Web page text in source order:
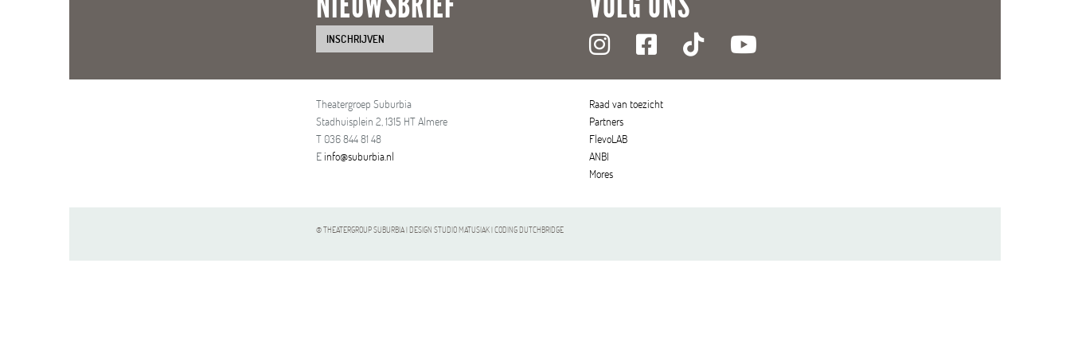
INSCHRIJVEN
Theatergroep Suburbia
Stadhuisplein 2, 1315 HT Almere
T 036 844 81 48
Einfo@suburbia.nl
Raad van toezicht
Partners
FlevoLAB
ANBI
Mores
© THEATERGROUP SUBURBIA | DESIGN STUDIO MATUSIAK | CODING DUTCHBRIDGE